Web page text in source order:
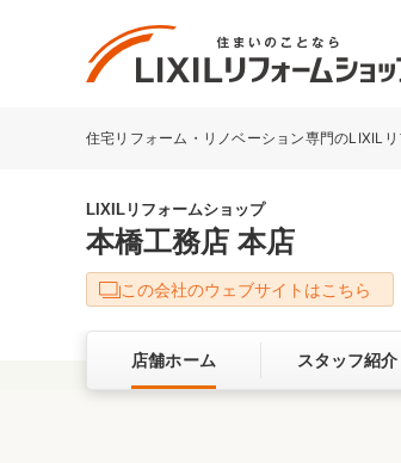
リフォーム事例を探す
キッチン
洗面化粧室
ベランダ・バルコニー
LIXILリフォームショ
サービス向上・品質改
住宅リフォーム・リノベーション専門のLIXIL
LIXILリフォームショップ
本橋工務店 本店
この会社のウェブサイトはこちら
店舗ホーム スタッフ紹介